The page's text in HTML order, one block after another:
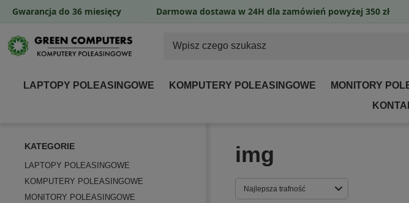
LAPTOPY POLEASINGOWE KOMPUTERY POLEASINGOWE MONITORY
KATEGORIE
LAPTOPY POLEASINGOWE
KOMPUTERY POLEASINGOWE
MONITORY POLEASINGOWE
img
Zmień sortowanie
Najlepsza trafność
Gwarancja do 36 miesięcy Darmowa dostawa w 24H dla zamówień powyżej 350 zł